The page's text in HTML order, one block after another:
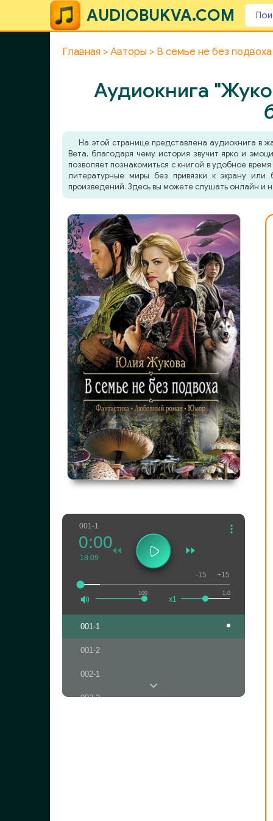
AUDIOBUKVA.COM
Главная Авторы В семье не без подвоха
Аудиокнига
На этой странице представлена аудиокнига в
Вета, благодаря чему история звучит ярко и
позволяет познакомиться с книгой в удобное
литературные миры без привязки к экрану
произведений. Здесь вы можете слушать онлайн и
001-1
100
0:00
18:09
1.0
x1
-15 +15
001-1
001-2
002-1
002-2